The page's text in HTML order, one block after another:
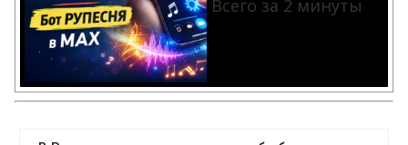
Всего за 2 минуты